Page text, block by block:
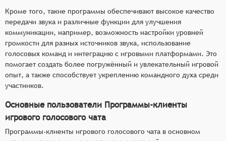
Кроме того, такие программы обеспечивают высокое качество
передачи звука и различные функции для улучшения
коммуникации, например, возможность настройки уровней
громкости для разных источников звука, использование
голосовых команд и интеграцию с игровыми платформами. Это
помогает создать более погружённый и увлекательный игровой
опыт, а также способствует укреплению командного духа среди
участников.
Основные пользователи Программы-клиенты
игрового голосового чата
Программы-клиенты игрового голосового чата в основном